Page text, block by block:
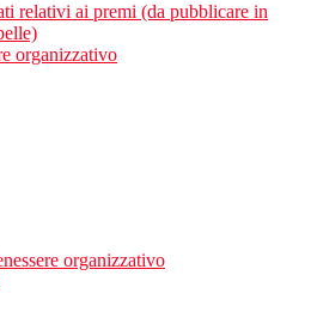
relativi ai premi (da pubblicare in
organizzativo
organizzativo